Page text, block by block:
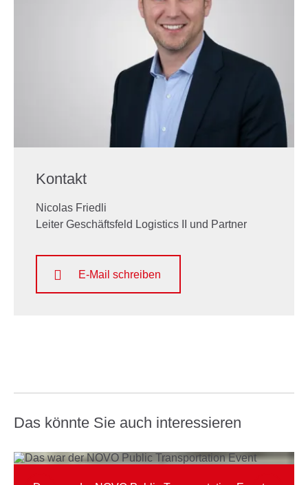
Kontakt
Nicolas Friedli
Leiter Geschäftsfeld Logistics II und Partner
E-Mail schreiben
Das könnte Sie auch interessieren